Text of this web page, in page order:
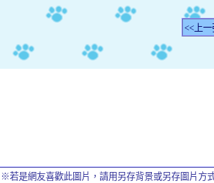
<<上一
※若是網友喜歡此圖片，請用另存背景或另存圖片方